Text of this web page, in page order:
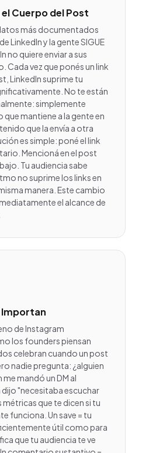
el Cuerpo del Post
más documentados
LinkedIn y la gente SIGUE
no quiere enviar a sus
Cada vez que ponés un link
LinkedIn suprime tu
No te están
simplemente
mantiene a la gente en
que la envía a otra
es simple: poné el link
Mencioná en el post
Tu audiencia sabe
no suprime los links en
manera. Este cambio
el alcance de
Importan
de Instagram
los founders piensan
celebran cuando un post
nadie pregunta: ¿alguien
mandó un DM al
"necesitaba escuchar
métricas que te dicen si tu
funciona. Un save = tu
útil como para
que tu audiencia te ve